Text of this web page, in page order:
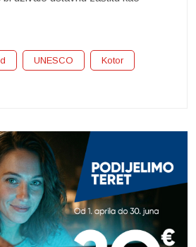
UNESCO Kotor